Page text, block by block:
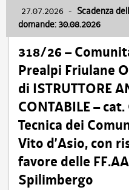
27.07.2026 - Scadenza
domande: 30.08.2026
318/26 –
Prealpi Friulane
di ISTRUTTORE
CONTABILE –
Tecnica dei
Vito d’Asio, con
favore delle
Spilimbergo